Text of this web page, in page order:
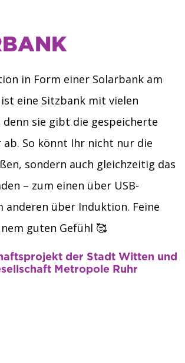
in Form einer Solarbank am
ist eine Sitzbank mit vielen
sie gibt die gespeicherte
ab. So könnt Ihr nicht nur die
sondern auch gleichzeitig das
– zum einen über USB-
anderen über Induktion. Feine
guten Gefühl 🥰
der Stadt Witten und
Metropole Ruhr